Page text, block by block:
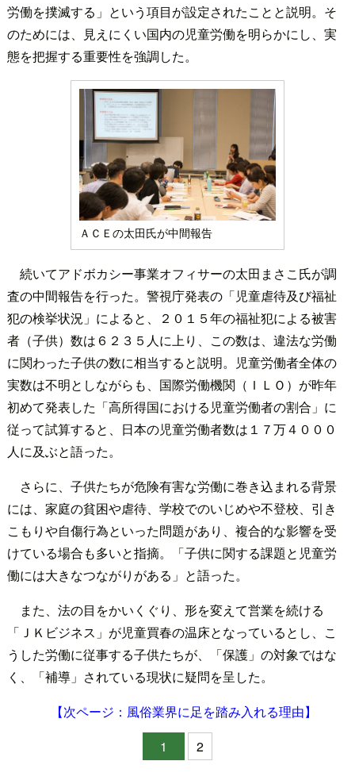
労働を撲滅する」という項目が設定されたことと説明。そ
のためには、見えにくい国内の児童労働を明らかにし、実
態を把握する重要性を強調した。
ＡＣＥの太田氏が中間報告
続いてアドボカシー事業オフィサーの太田まさこ氏が調
査の中間報告を行った。警視庁発表の「児童虐待及び福祉
犯の検挙状況」によると、２０１５年の福祉犯による被害
者（子供）数は６２３５人に上り、この数は、違法な労働
に関わった子供の数に相当すると説明。児童労働者全体の
実数は不明としながらも、国際労働機関（ＩＬＯ）が昨年
初めて発表した「高所得国における児童労働者の割合」に
従って試算すると、日本の児童労働者数は１７万４０００
人に及ぶと語った。
さらに、子供たちが危険有害な労働に巻き込まれる背景
には、家庭の貧困や虐待、学校でのいじめや不登校、引き
こもりや自傷行為といった問題があり、複合的な影響を受
けている場合も多いと指摘。「子供に関する課題と児童労
働には大きなつながりがある」と語った。
また、法の目をかいくぐり、形を変えて営業を続ける
「ＪＫビジネス」が児童買春の温床となっているとし、こ
うした労働に従事する子供たちが、「保護」の対象ではな
く、「補導」されている現状に疑問を呈した。
【次ページ：風俗業界に足を踏み入れる理由】
1
2